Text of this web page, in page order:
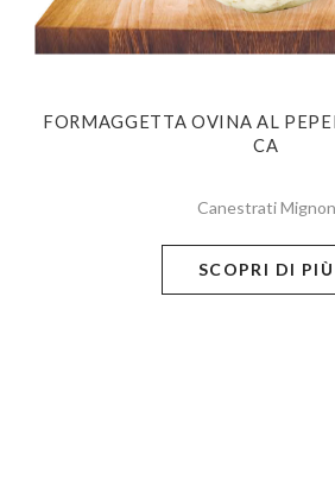
FORMAGGETTA OVINA AL
CA
Canestrati Mignon
SCOPRI DI PIÙ